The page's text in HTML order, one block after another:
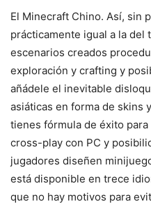
El Minecraft Chino. Así, sin
prácticamente igual a la del
escenarios creados
exploración y crafting y
añádele el inevitable
asiáticas en forma de skins
tienes fórmula de éxito
cross-play con PC y
jugadores diseñen
está disponible en trece
que no hay motivos para